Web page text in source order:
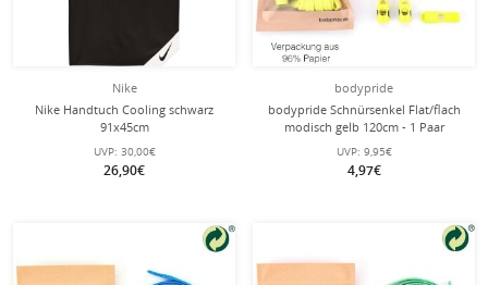
Nike
Nike Handtuch Cooling schwarz
91x45cm
UVP: 30,00€
26,90€
bodypride
bodypride Schnürsenkel Flat/flach
modisch gelb 120cm - 1 Paar
UVP: 9,95€
4,97€